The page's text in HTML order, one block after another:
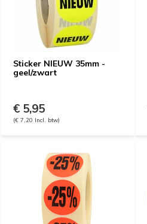
Sticker NIEUW 35mm -
geel/zwart
€ 5,95
(€ 7,20 Incl. btw)